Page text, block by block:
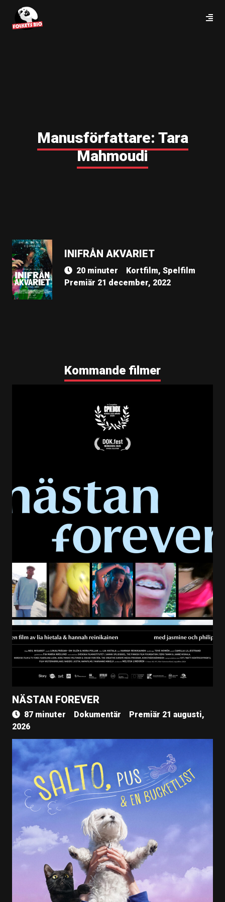
Manusförfattare: Tara
Mahmoudi
INIFRÅN AKVARIET
20 minuter
Kortfilm, Spelfilm
Premiär 21 december, 2022
Kommande filmer
NÄSTAN FOREVER
87 minuter Dokumentär
Premiär 21 augusti,
2026